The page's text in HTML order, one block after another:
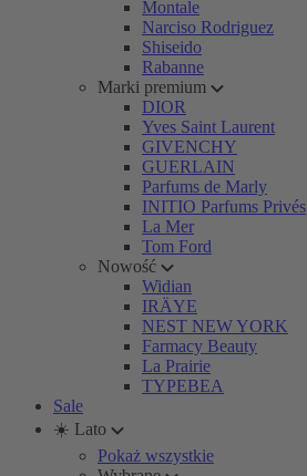
Montale
Narciso Rodriguez
Shiseido
Rabanne
Marki premium
DIOR
Yves Saint Laurent
GIVENCHY
GUERLAIN
Parfums de Marly
INITIO Parfums Privés
La Mer
Tom Ford
Nowość
Widian
IRÄYE
NEST NEW YORK
Farmacy Beauty
La Prairie
TYPEBEA
Sale
☀️ Lato
Pokaż wszystkie